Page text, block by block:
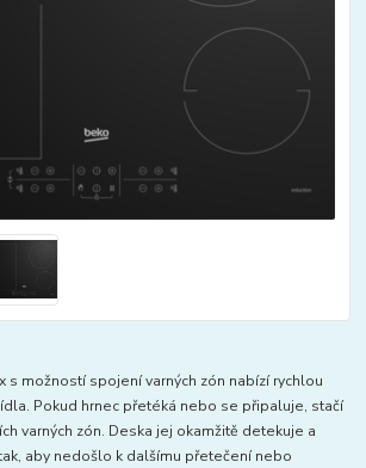
s možností spojení varných zón nabízí rychlou
Pokud hrnec přetéká nebo se připaluje, stačí
varných zón. Deska jej okamžitě detekuje a
aby nedošlo k dalšímu přetečení nebo